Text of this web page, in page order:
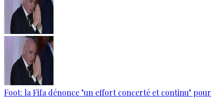
Foot: la Fifa dénonce "un effort concerté et continu" pour